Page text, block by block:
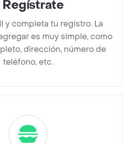
Regístrate
y completa tu registro. La
es muy simple, como
dirección, número de
teléfono, etc.